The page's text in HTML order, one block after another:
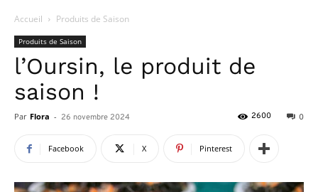
Accueil Produits de Saison
Produits de Saison
l’Oursin, le produit de
saison !
Par Flora - 26 novembre 2024 0
2600
Facebook X Pinterest